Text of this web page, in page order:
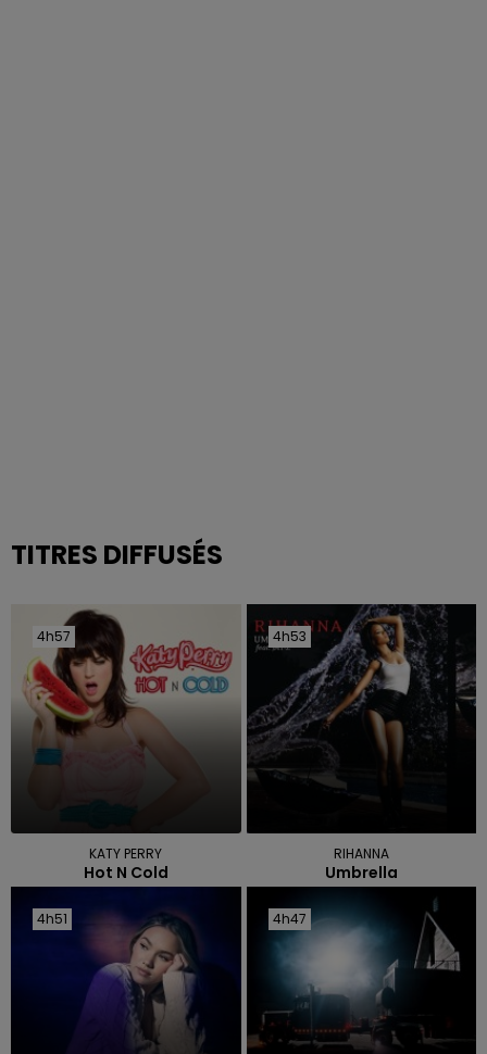
TITRES DIFFUSÉS
4h57
4h57
KATY PERRY
Hot N Cold
4h53
4h53
RIHANNA
Umbrella
4h51
4h51 4h47
4h47